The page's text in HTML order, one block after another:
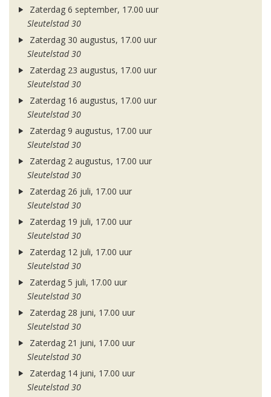
Zaterdag 6 september, 17.00 uur
Sleutelstad 30
Zaterdag 30 augustus, 17.00 uur
Sleutelstad 30
Zaterdag 23 augustus, 17.00 uur
Sleutelstad 30
Zaterdag 16 augustus, 17.00 uur
Sleutelstad 30
Zaterdag 9 augustus, 17.00 uur
Sleutelstad 30
Zaterdag 2 augustus, 17.00 uur
Sleutelstad 30
Zaterdag 26 juli, 17.00 uur
Sleutelstad 30
Zaterdag 19 juli, 17.00 uur
Sleutelstad 30
Zaterdag 12 juli, 17.00 uur
Sleutelstad 30
Zaterdag 5 juli, 17.00 uur
Sleutelstad 30
Zaterdag 28 juni, 17.00 uur
Sleutelstad 30
Zaterdag 21 juni, 17.00 uur
Sleutelstad 30
Zaterdag 14 juni, 17.00 uur
Sleutelstad 30